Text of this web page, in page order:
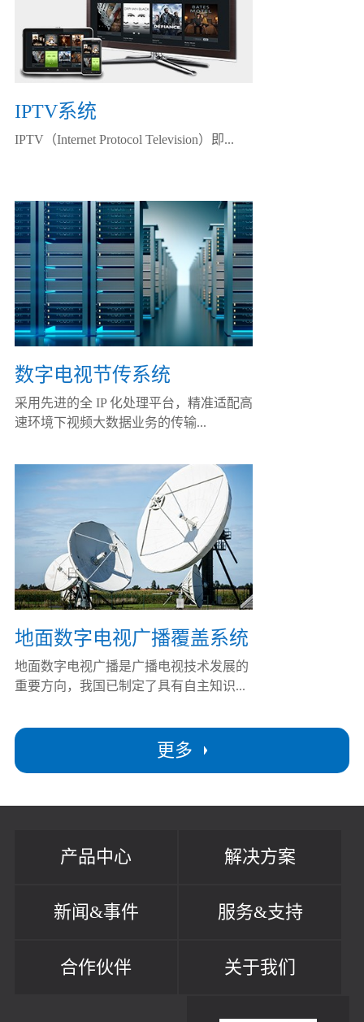
更多
IPTV系统
IPTV（Internet Protocol Television）即...
数字电视节传系统
采用先进的全 IP 化处理平台，精准适配高
速环境下视频大数据业务的传输...
地面数字电视广播覆盖系统
地面数字电视广播是广播电视技术发展的
重要方向，我国已制定了具有自主知识...
产品中心 解决方案
新闻&事件 服务&支持
合作伙伴 关于我们